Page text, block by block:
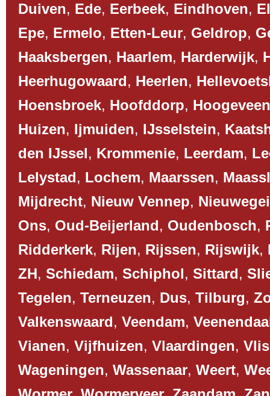
Duiven, Ede, Eerbeek, Eindhoven,
Epe, Ermelo, Etten-Leur, Geldrop,
Haaksbergen, Haarlem, Harderwijk,
Heerhugowaard, Heerlen,
Hoensbroek, Hoofddorp, Hoogeveen
Huizen, Ijmuiden, IJsselstein,
den IJssel, Krommenie, Leerdam,
Lelystad, Lochem, Maarssen,
Mijdrecht, Nieuw Vennep,
Ons, Oud-Beijerland, Oudenbosch,
Ridderkerk, Rijen, Rijssen, Rijswijk,
ZH, Schiedam, Schiphol, Sittard,
Tegelen, Terneuzen, Dus, Tilburg,
Valkenswaard, Veendam,
Vianen, Vijfhuizen, Vlaardingen,
Wageningen, Wassenaar, Weert,